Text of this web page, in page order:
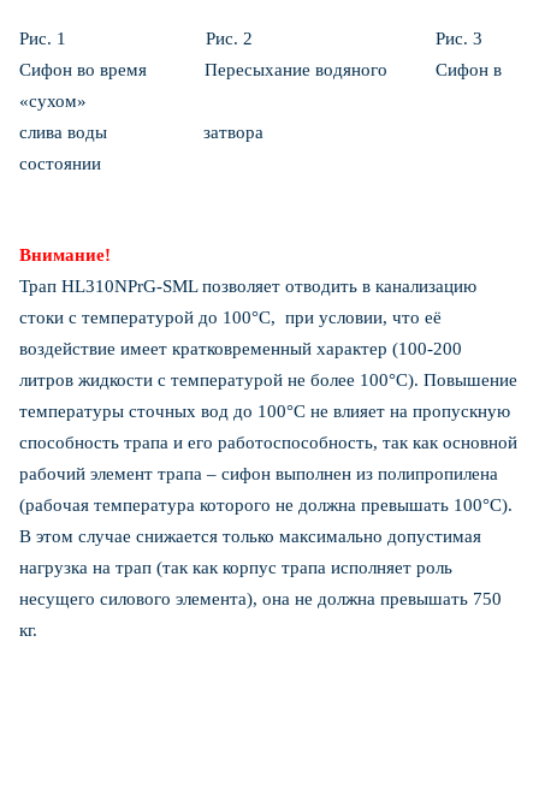
Рис. 1 Рис. 2 Рис. 3
Сифон во время Пересыхание водяного Сифон в
«сухом»
слива воды затвора
состоянии
Внимание!
Трап HL310NPrG-SML позволяет отводить в канализацию
стоки с температурой до 100°С, при условии, что её
воздействие имеет кратковременный характер (100-200
литров жидкости с температурой не более 100°С). Повышение
температуры сточных вод до 100°С не влияет на пропускную
способность трапа и его работоспособность, так как основной
рабочий элемент трапа – сифон выполнен из полипропилена
(рабочая температура которого не должна превышать 100°С).
В этом случае снижается только максимально допустимая
нагрузка на трап (так как корпус трапа исполняет роль
несущего силового элемента), она не должна превышать 750
кг.